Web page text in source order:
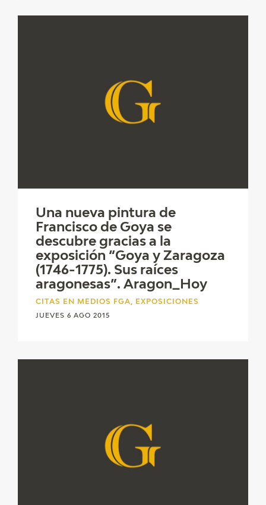
Una nueva pintura de
Francisco de Goya se
descubre gracias a la
exposición “Goya y Zaragoza
(1746-1775). Sus raíces
aragonesas”. Aragon_Hoy
CITAS EN MEDIOS FGA, EXPOSICIONES
JUEVES 6 AGO 2015